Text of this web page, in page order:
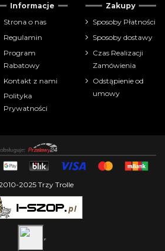
Informacje
Strona o nas
Regulamin
Program
Rabatowy
Kontakt z nami
Polityka
Prywatności
Zakupy
Sposoby Płatności
Sposoby dostawy
Czas Realizacji
Zamówienia
Odstąpienie od
umowy
2025 Trzy Trolle